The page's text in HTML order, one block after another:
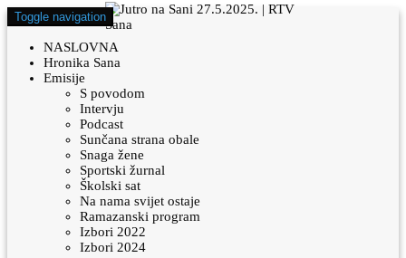
Toggle navigation
NASLOVNA
Hronika Sana
Emisije
S povodom
Intervju
Podcast
Sunčana strana obale
Snaga žene
Sportski žurnal
Školski sat
Na nama svijet ostaje
Ramazanski program
Izbori 2022
Izbori 2024